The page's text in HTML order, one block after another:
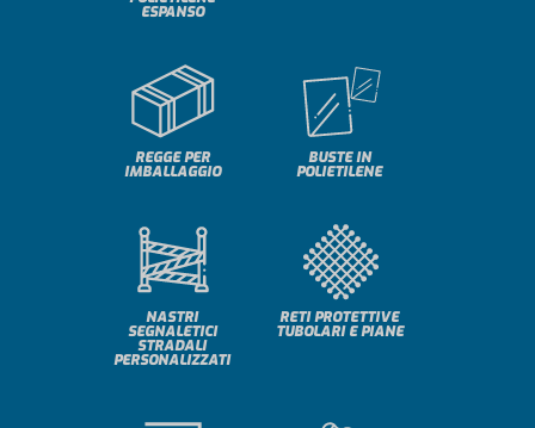
ESPANSO
REGGE PER
IMBALLAGGIO
BUSTE IN
POLIETILENE
NASTRI
SEGNALETICI
STRADALI
PERSONALIZZATI
RETI PROTETTIVE
TUBOLARI E PIANE